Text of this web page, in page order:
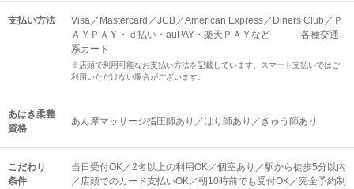
支払い方法
Visa／Mastercard／JCB／American Express／Diners Club／Ｐ
ＡＹＰＡＹ・ｄ払い・auPAY・楽天ＰＡＹなど 各種交通
系カード
※店頭で利用可能なお支払い方法を記載しています。スマート支払いではご
利用いただけない場合がございます。
あはき柔整
資格
あん摩マッサージ指圧師あり／はり師あり／きゅう師あり
こだわり
条件
当日受付OK／2名以上の利用OK／個室あり／駅から徒歩5分以内
／店頭でのカード支払いOK／朝10時前でも受付OK／完全予約制